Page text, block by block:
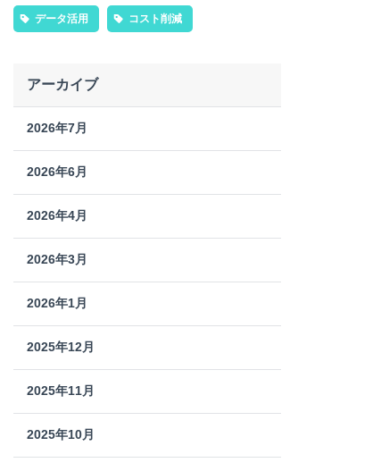
データ活用 コスト削減
アーカイブ
2026年7月
2026年6月
2026年4月
2026年3月
2026年1月
2025年12月
2025年11月
2025年10月